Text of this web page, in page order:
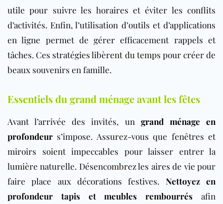
utile pour suivre les horaires et éviter les conflits
d’activités. Enfin, l’utilisation d’outils et d’applications
en ligne permet de gérer efficacement rappels et
tâches. Ces stratégies libèrent du temps pour créer de
beaux souvenirs en famille.
Essentiels du grand ménage avant les fêtes
Avant l’arrivée des invités, un grand ménage en
profondeur s’impose. Assurez-vous que fenêtres et
miroirs soient impeccables pour laisser entrer la
lumière naturelle. Désencombrez les aires de vie pour
faire place aux décorations festives. Nettoyez en
profondeur tapis et meubles rembourrés afin